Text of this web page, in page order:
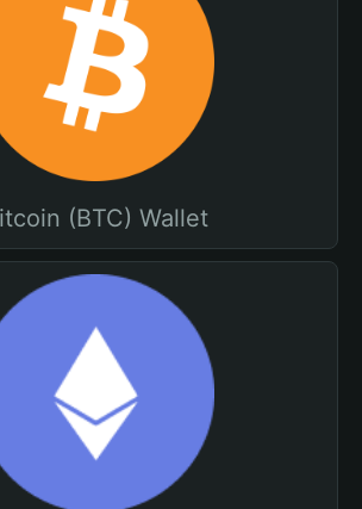
(BTC) Wallet